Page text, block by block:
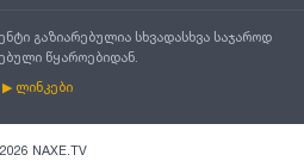
გაზიარებულია სხვადასხვა საჯაროდ
წყაროებიდან.
▶ ლინკები
2026 NAXE.TV